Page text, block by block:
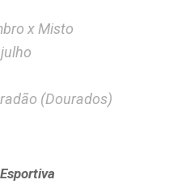
x Misto
(Dourados)